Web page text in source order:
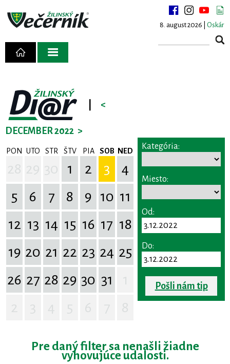
8. august 2026 | Oskár
<
DECEMBER 2022 >
PON UTO STR ŠTV PIA SOB NED
1 2 3
4
5
6 7 8 9 10 11
12 13 14 15 16 17 18
19 20 21 22 23 24 25
26 27 28 29 30 31
Kategória:
Miesto:
Od:
Do:
Pošli nám tip
Pre daný filter sa nenašli žiadne
vyhovujúce udalosti.